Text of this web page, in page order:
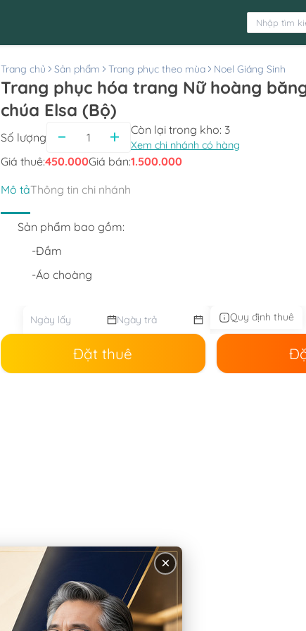
Trang chủ Sản phẩm Trang phục theo mùa Noel Giáng Sinh
Trang phục hóa trang Nữ hoàng
chúa Elsa (Bộ)
Số lượng
Còn lại trong kho: 3
Xem chi nhánh có hàng
Giá thuê:450.000Giá bán:1.500.000
Mô tảThông tin chi nhánh
Sản phẩm bao gồm:
-Đầm
-Áo choàng
Quy định thuê
Đặt thuê
×